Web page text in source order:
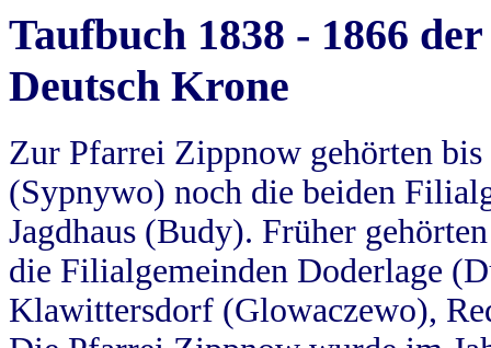
Taufbuch 1838 - 1866
Deutsch Krone
Zur Pfarrei Zippnow gehörten
(Sypnywo) noch die beiden
Jagdhaus (Budy). Früher
die Filialgemeinden Doderlage
Klawittersdorf (Glowaczewo),